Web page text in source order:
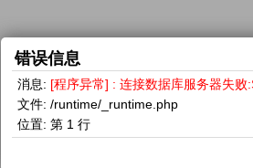
错误信息
消息: [程序异常] : 连接数据库服务器失
文件: /runtime/_runtime.php
位置: 第 1 行